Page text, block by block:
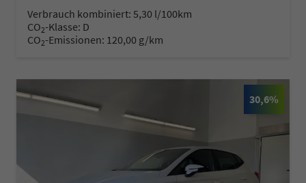
Verbrauch kombiniert: 5,30 l/100km
CO2-Klasse: D
CO2-Emissionen: 120,00 g/km
30,6%